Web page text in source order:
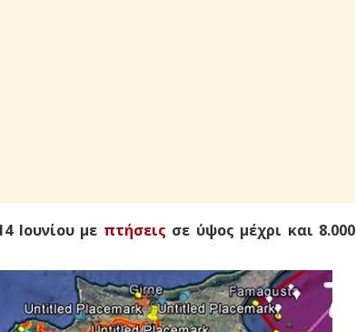
Ιουνίου με πτήσεις σε ύψος μέχρι και 8.000